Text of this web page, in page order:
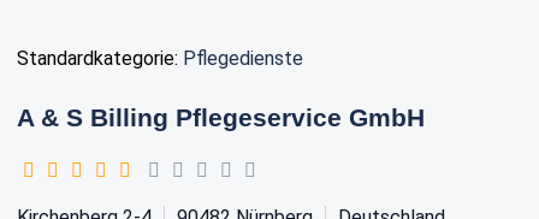
Standardkategorie: Pflegedienste
A & S Billing Pflegeservice GmbH